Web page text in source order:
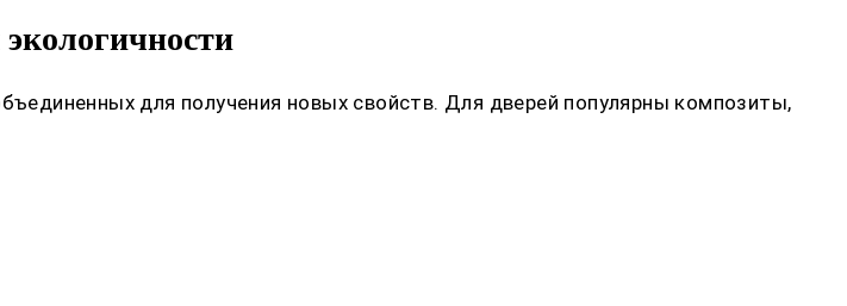
для получения новых свойств. Для дверей популярны композиты,